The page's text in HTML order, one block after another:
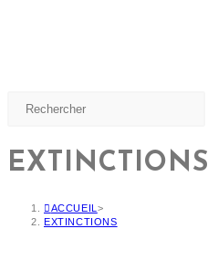
EXTINCTIONS
ACCUEIL >
EXTINCTIONS